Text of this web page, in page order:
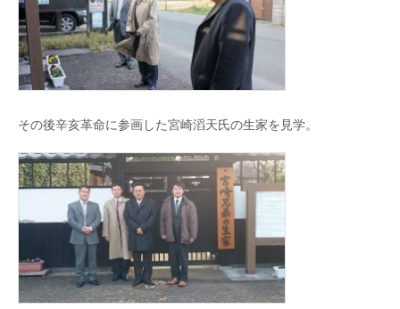
その後辛亥革命に参画した宮崎滔天氏の生家を見学。